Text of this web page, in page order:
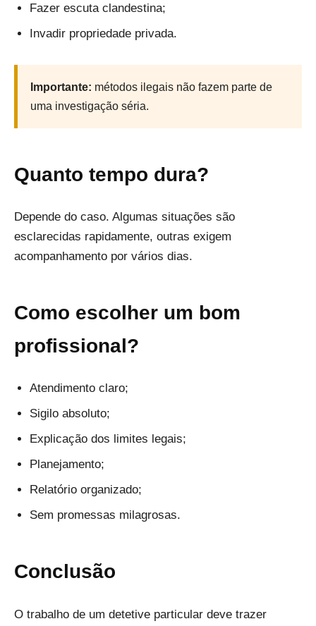
Fazer escuta clandestina;
Invadir propriedade privada.
Importante: métodos ilegais não fazem parte de
uma investigação séria.
Quanto tempo dura?
Depende do caso. Algumas situações são
esclarecidas rapidamente, outras exigem
acompanhamento por vários dias.
Como escolher um bom
profissional?
Atendimento claro;
Sigilo absoluto;
Explicação dos limites legais;
Planejamento;
Relatório organizado;
Sem promessas milagrosas.
Conclusão
O trabalho de um detetive particular deve trazer